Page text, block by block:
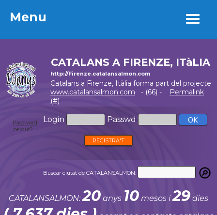
Menu
CATALANS A FIRENZE, ITàLIA
http://Firenze.catalansalmon.com
Catalans a Firenze, Itàlia forma part del projecte
www.catalansalmon.com - (66) -
Permalink
(#)
Login Passwd
Password
perdut?
REGISTRA'T
Buscar ciutat de CATALANSALMON:
CATALANSALMON:20 anys 10 mesos i29 dies
Menu